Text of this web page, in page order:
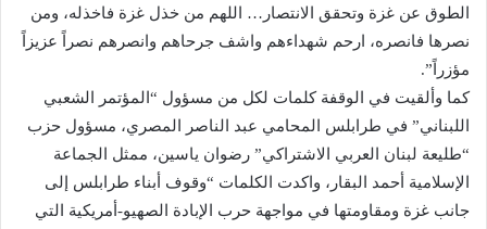
الطوق عن غزة وتحقق الانتصار… اللهم من خذل غزة فاخذله، ومن
نصرها فانصره، ارحم شهداءهم واشف جرحاهم وانصرهم نصراً عزيزاً
مؤزراً”.
كما وألقيت في الوقفة كلمات لكل من مسؤول “المؤتمر الشعبي
اللبناني” في طرابلس المحامي عبد الناصر المصري، مسؤول حزب
“طليعة لبنان العربي الاشتراكي” رضوان ياسين، ممثل الجماعة
الإسلامية أحمد البقار، واكدت الكلمات “وقوف أبناء طرابلس إلى
جانب غزة ومقاومتها في مواجهة حرب الإبادة الصهيو-أمريكية التي